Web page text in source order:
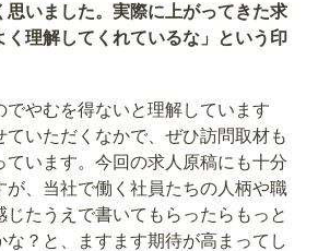
思いました。実際に上がってきた求
く理解してくれているな」という印
でやむを得ないと理解しています
ていただくなかで、ぜひ訪問取材も
ています。今回の求人原稿にも十分
が、当社で働く社員たちの人柄や職
たうえで書いてもらったらもっと
な？と、ますます期待が高まってし